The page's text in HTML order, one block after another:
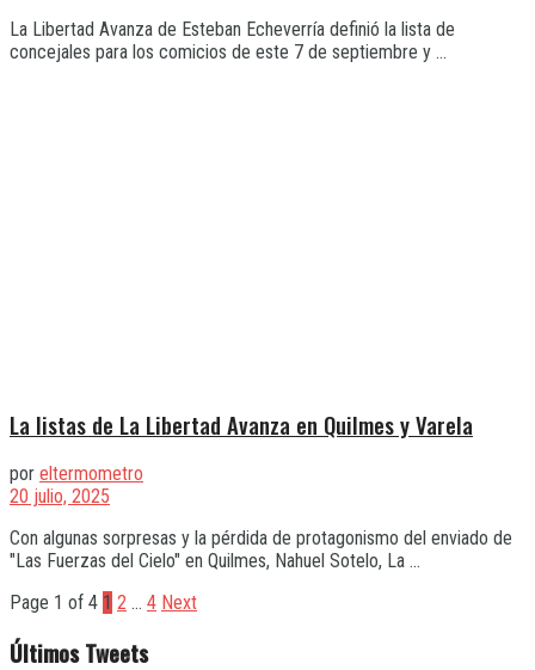
La Libertad Avanza de Esteban Echeverría definió la lista de
concejales para los comicios de este 7 de septiembre y ...
La listas de La Libertad Avanza en Quilmes y Varela
por eltermometro
20 julio, 2025
Con algunas sorpresas y la pérdida de protagonismo del enviado de
"Las Fuerzas del Cielo" en Quilmes, Nahuel Sotelo, La ...
Page 1 of 4 1 2 … 4 Next
Últimos Tweets